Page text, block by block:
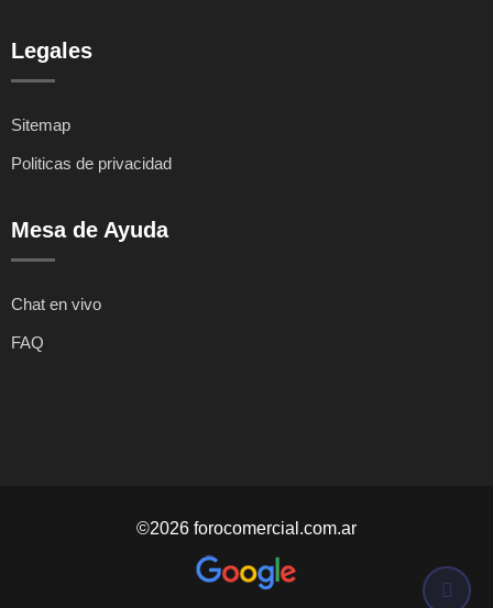
Legales
Sitemap
Politicas de privacidad
Mesa de Ayuda
Chat en vivo
FAQ
©2026 forocomercial.com.ar